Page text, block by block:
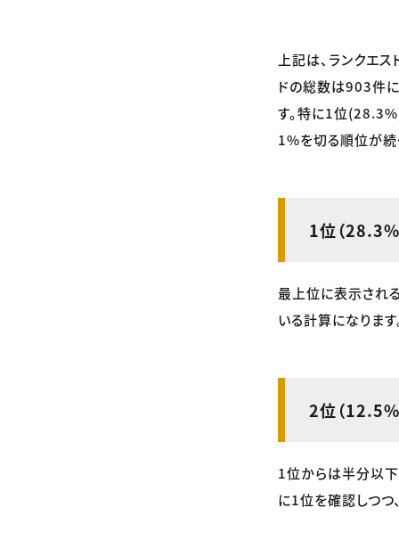
上記は、ランクエ
ドの総数は903件に
す。特に1位
1%を切る順位が続
1位（28.3%
最上位に表示され
いる計算になりま
2位（12.5%
1位からは半分以
に1位を確認しつつ